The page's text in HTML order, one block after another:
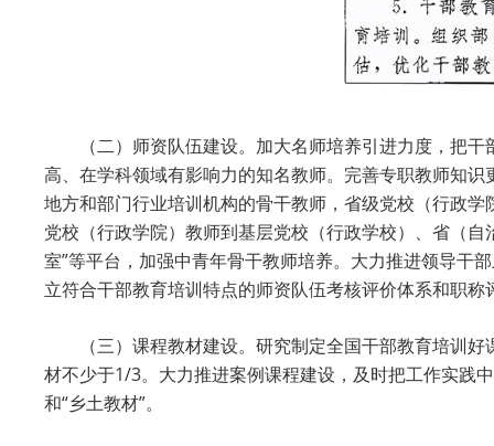
（二）师资队伍建设。加大名师培养引进力度，把
高、在学科领域有影响力的知名教师。完善专职教师知
地方和部门行业培训机构的骨干教师，省级党校（行政
党校（行政学院）教师到基层党校（行政学校）、省（
室”等平台，加强中青年骨干教师培养。大力推进领导干
立符合干部教育培训特点的师资队伍考核评价体系和职称
（三）课程教材建设。研究制定全国干部教育培训
材不少于1/3。大力推进案例课程建设，及时把工作实践
和“乡土教材”。